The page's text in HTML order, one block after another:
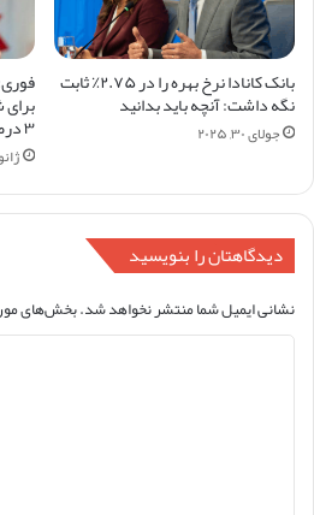
بانک کانادا نرخ بهره را در ۲.۷۵٪ ثابت
نگه داشت: آنچه باید بدانید
جولای ۳۰, ۲۰۲۵ ۳ درصد رساند
دیدگاهتان را بنویسید
نشانی ایمیل شما منتشر نخواهد شد.بخش‌های